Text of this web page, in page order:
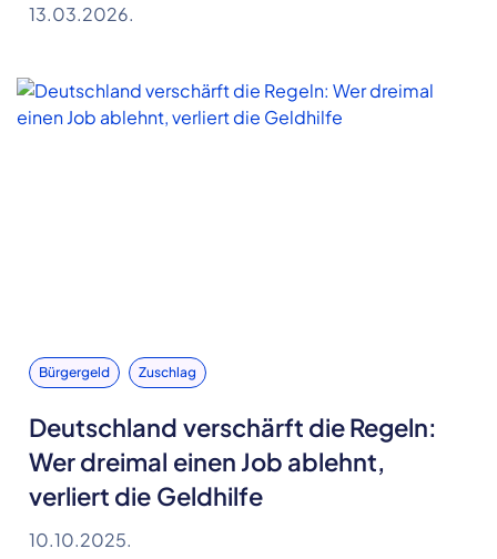
13.03.2026.
Bürgergeld Zuschlag
Deutschland verschärft die Regeln:
Wer dreimal einen Job ablehnt,
verliert die Geldhilfe
10.10.2025.